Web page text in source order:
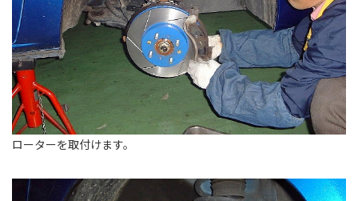
ローターを取付けます。